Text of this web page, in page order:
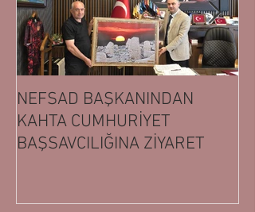
NEFSAD BAŞKANINDAN
KAHTA CUMHURİYET
BAŞSAVCILIĞINA ZİYARET